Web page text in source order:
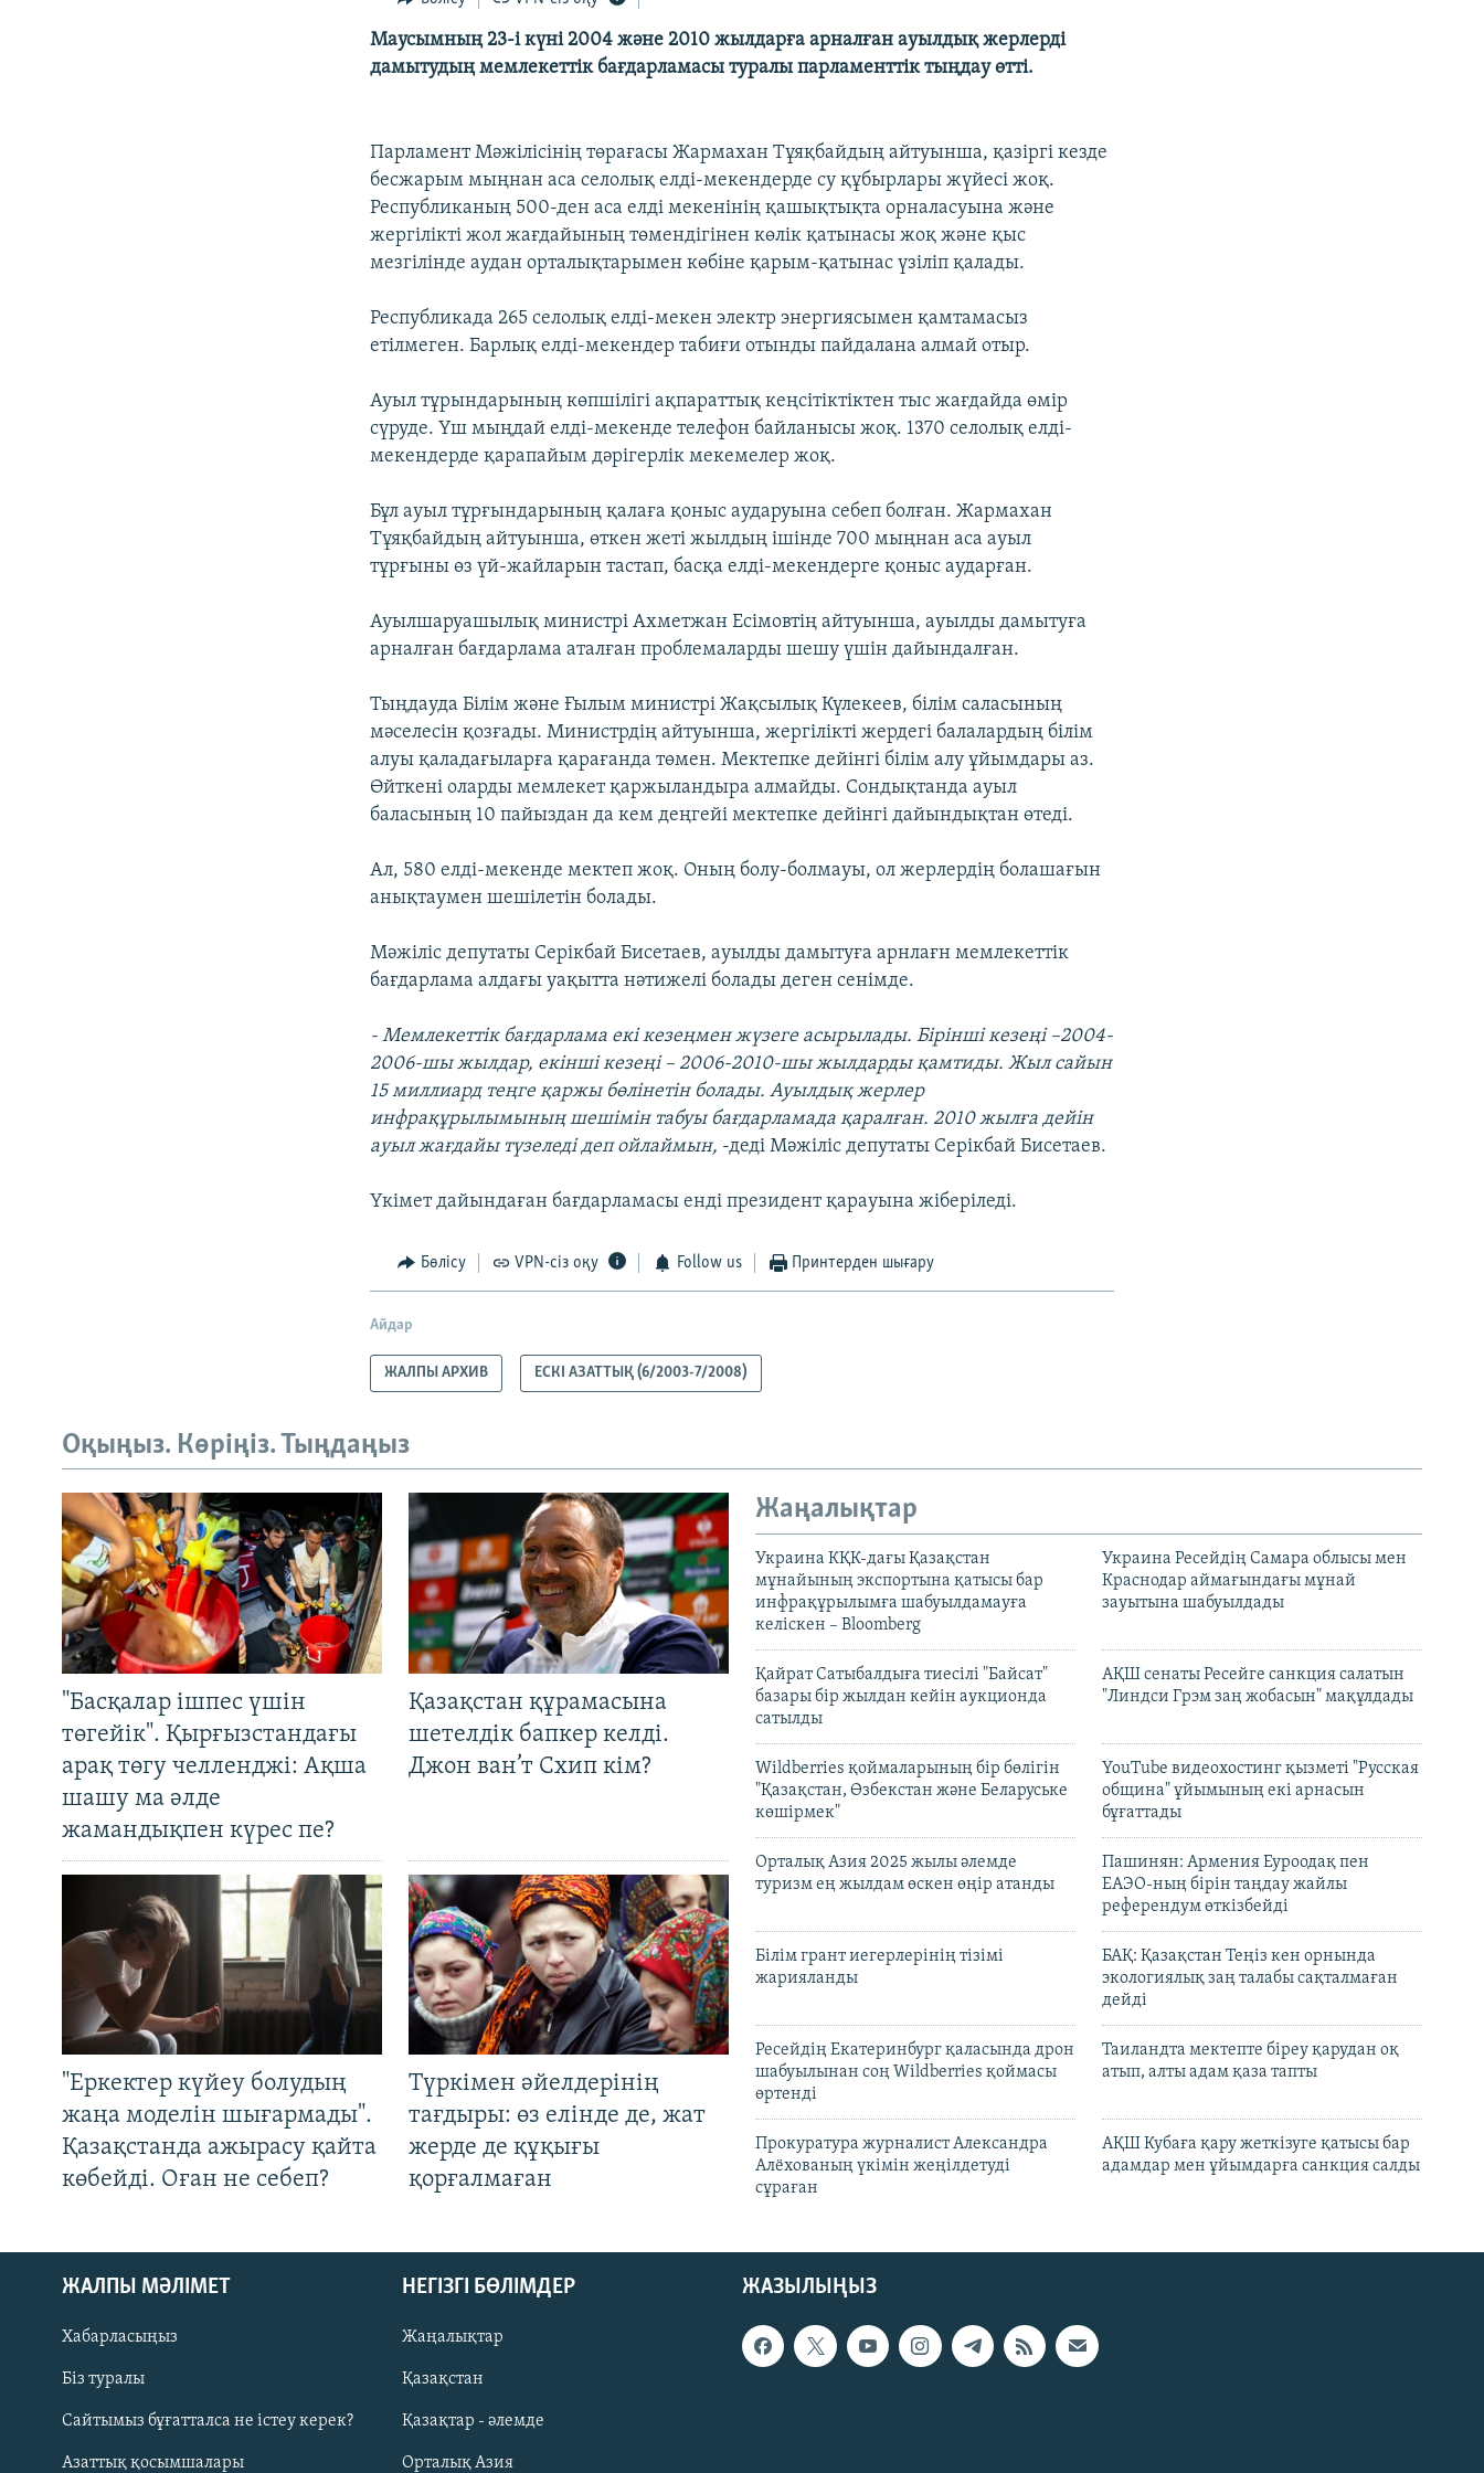
Русский
Маусымның 23-і күні 2004 және 2010 жылдарға арналған ауылдық жерлерді
дамытудың мемлекеттік бағдарламасы туралы парламенттік тыңдау өтті.
Парламент Мәжілісінің төрағасы Жармахан Тұяқбайдың айтуынша, қазіргі кезде
бесжарым мыңнан аса селолық елді-мекендерде су құбырлары жүйесі жоқ.
Республиканың 500-ден аса елді мекенінің қашықтықта орналасуына және
жергілікті жол жағдайының төмендігінен көлік қатынасы жоқ және қыс
мезгілінде аудан орталықтарымен көбіне қарым-қатынас үзіліп қалады.
Республикада 265 селолық елді-мекен электр энергиясымен қамтамасыз
етілмеген. Барлық елді-мекендер табиғи отынды пайдалана алмай отыр.
Ауыл тұрындарының көпшілігі ақпараттық кеңсітіктіктен тыс жағдайда өмір
сүруде. Үш мыңдай елді-мекенде телефон байланысы жоқ. 1370 селолық елді-
мекендерде қарапайым дәрігерлік мекемелер жоқ.
Бұл ауыл тұрғындарының қалаға қоныс аударуына себеп болған. Жармахан
Тұяқбайдың айтуынша, өткен жеті жылдың ішінде 700 мыңнан аса ауыл
тұрғыны өз үй-жайларын тастап, басқа елді-мекендерге қоныс аударған.
Ауылшаруашылық министрі Ахметжан Есімовтің айтуынша, ауылды дамытуға
арналған бағдарлама аталған проблемаларды шешу үшін дайындалған.
Тыңдауда Білім және Ғылым министрі Жақсылық Күлекеев, білім саласының
мәселесін қозғады. Министрдің айтуынша, жергілікті жердегі балалардың білім
алуы қаладағыларға қарағанда төмен. Мектепке дейінгі білім алу ұйымдары аз.
Өйткені оларды мемлекет қаржыландыра алмайды. Сондықтанда ауыл
баласының 10 пайыздан да кем деңгейі мектепке дейінгі дайындықтан өтеді.
Ал, 580 елді-мекенде мектеп жоқ. Оның болу-болмауы, ол жерлердің болашағын
анықтаумен шешілетін болады.
Мәжіліс депутаты Серікбай Бисетаев, ауылды дамытуға арнлағн мемлекеттік
бағдарлама алдағы уақытта нәтижелі болады деген сенімде.
- Мемлекеттік бағдарлама екі кезеңмен жүзеге асырылады. Бірінші кезеңі –2004-
2006-шы жылдар, екінші кезеңі – 2006-2010-шы жылдарды қамтиды. Жыл сайын
15 миллиард теңге қаржы бөлінетін болады. Ауылдық жерлер
инфрақұрылымының шешімін табуы бағдарламада қаралған. 2010 жылға дейін
ауыл жағдайы түзеледі деп ойлаймын, -деді Мәжіліс депутаты Серікбай Бисетаев.
Үкімет дайындаған бағдарламасы енді президент қарауына жіберіледі.
Бөлісу VPN-сіз оқу Follow us Принтерден шығару
Айдар
ЖАЛПЫ АРХИВ ЕСКІ АЗАТТЫҚ (6/2003-7/2008)
Оқыңыз. Көріңіз. Тыңдаңыз
"Басқалар ішпес үшін
төгейік". Қырғызстандағы
арақ төгу челленджі: Ақша
шашу ма әлде
жамандықпен күрес пе?
Қазақстан құрамасына
шетелдік бапкер келді.
Джон ван’т Схип кім?
"Еркектер күйеу болудың
жаңа моделін шығармады".
Қазақстанда ажырасу қайта
көбейді. Оған не себеп?
Түркімен әйелдерінің
тағдыры: өз елінде де, жат
жерде де құқығы
қорғалмаған
Жаңалықтар
Украина КҚК-дағы Қазақстан
мұнайының экспортына қатысы бар
инфрақұрылымға шабуылдамауға
келіскен – Bloomberg
Украина Ресейдің Самара облысы мен
Краснодар аймағындағы мұнай
зауытына шабуылдады
Қайрат Сатыбалдыға тиесілі "Байсат"
базары бір жылдан кейін аукционда
сатылды
АҚШ сенаты Ресейге санкция салатын
"Линдси Грэм заң жобасын" мақұлдады
Wildberries қоймаларының бір бөлігін
"Қазақстан, Өзбекстан және Беларуське
көшірмек"
YouTube видеохостинг қызметі "Русская
община" ұйымының екі арнасын
бұғаттады
Орталық Азия 2025 жылы әлемде
туризм ең жылдам өскен өңір атанды
Пашинян: Армения Еуроодақ пен
ЕАЭО-ның бірін таңдау жайлы
референдум өткізбейді
Білім грант иегерлерінің тізімі
жарияланды
БАҚ: Қазақстан Теңіз кен орнында
экологиялық заң талабы сақталмаған
дейді
Ресейдің Екатеринбург қаласында дрон
шабуылынан соң Wildberries қоймасы
өртенді
Таиландта мектепте біреу қарудан оқ
атып, алты адам қаза тапты
Прокуратура журналист Александра
Алёхованың үкімін жеңілдетуді
сұраған
АҚШ Кубаға қару жеткізуге қатысы бар
адамдар мен ұйымдарға санкция салды
ЖАЗЫЛЫҢЫЗ
ЖАЛПЫ МӘЛІМЕТ
Хабарласыңыз
Біз туралы
Сайтымыз бұғатталса не істеу керек?
Азаттық қосымшалары
НЕГІЗГІ БӨЛІМДЕР
Жаңалықтар
Қазақстан
Қазақтар - әлемде
Орталық Азия